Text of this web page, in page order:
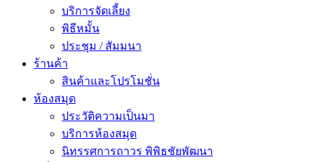
บริการจัดเลี้ยง
พิธีหมั้น
ประชุม / สัมมนา
ร้านค้า
สินค้าและโปรโมชั่น
ห้องสมุด
ประวัติความเป็นมา
บริการห้องสมุด
นิทรรศการถาวร พิพิธชัยพัฒนา